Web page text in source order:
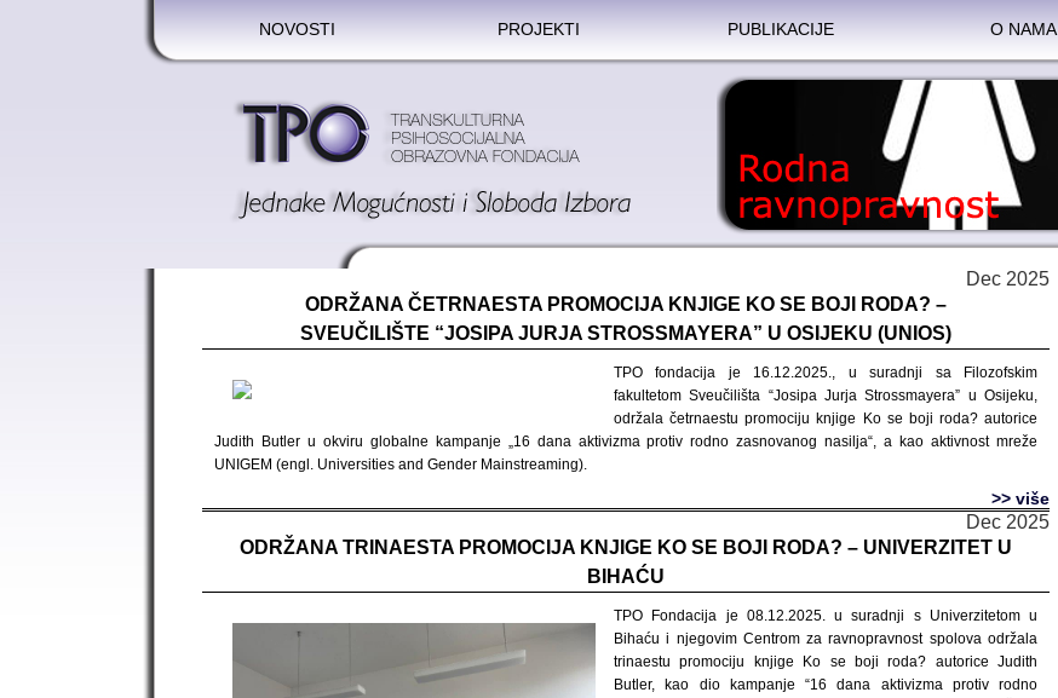
NOVOSTI PROJEKTI PUBLIKACIJE O NAMA
Dec 2025
ODRŽANA ČETRNAESTA PROMOCIJA KNJIGE KO SE BOJI RODA? –
SVEUČILIŠTE “JOSIPA JURJA STROSSMAYERA” U OSIJEKU (UNIOS)
TPO fondacija je 16.12.2025., u suradnji sa Filozofskim
fakultetom Sveučilišta “Josipa Jurja Strossmayera” u Osijeku,
održala četrnaestu promociju knjige Ko se boji roda? autorice
Judith Butler u okviru globalne kampanje „16 dana aktivizma protiv rodno zasnovanog nasilja“, a kao aktivnost mreže
UNIGEM (engl. Universities and Gender Mainstreaming).
>> više
Dec 2025
ODRŽANA TRINAESTA PROMOCIJA KNJIGE KO SE BOJI RODA? – UNIVERZITET U
BIHAĆU
TPO Fondacija je 08.12.2025. u suradnji s Univerzitetom u
Bihaću i njegovim Centrom za ravnopravnost spolova održala
trinaestu promociju knjige Ko se boji roda? autorice Judith
Butler, kao dio kampanje “16 dana aktivizma protiv rodno